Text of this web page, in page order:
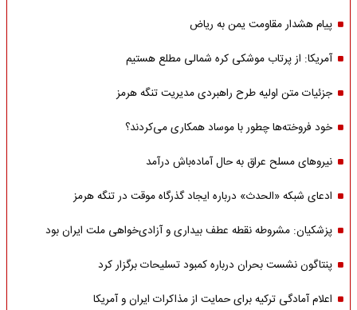
پیام هشدار مقاومت یمن به ریاض
آمریکا: از پرتاب موشکی کره شمالی مطلع هستیم
جزئیات متن اولیه طرح راهبردی مدیریت تنگه هرمز
خود فروخته‌ها چطور با موساد همکاری می‌کردند؟
نیروهای مسلح عراق به حال آماده‌باش درآمد
ادعای شبکه «الحدث» درباره ایجاد گذرگاه موقت در تنگه هرمز
پزشکیان: مشروطه نقطه عطف بیداری و آزادی‌خواهی ملت ایران بود
پنتاگون نشست بحران درباره کمبود تسلیحات برگزار کرد
اعلام آمادگی ترکیه برای حمایت از مذاکرات ایران و آمریکا